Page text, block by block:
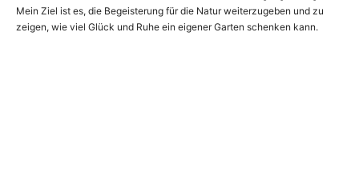
Mein Ziel ist es, die Begeisterung für die Natur weiterzugeben und zu
zeigen, wie viel Glück und Ruhe ein eigener Garten schenken kann.